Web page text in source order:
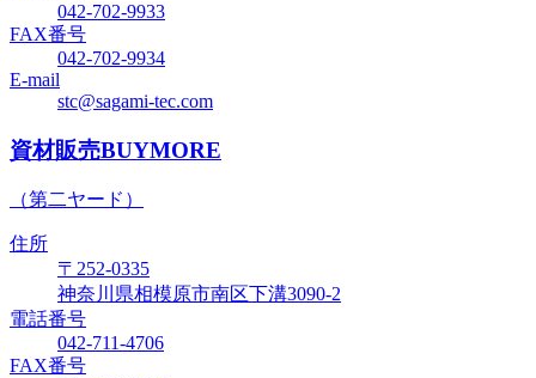
042-702-9933
FAX番号
042-702-9934
E-mail
stc@sagami-tec.com
資材販売BUYMORE
（第二ヤード）
住所
〒252-0335
神奈川県相模原市南区下溝3090-2
電話番号
042-711-4706
FAX番号